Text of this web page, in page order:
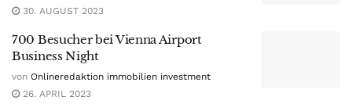
30. AUGUST 2023
700 Besucher bei Vienna Airport
Business Night
von Onlineredaktion immobilien investment
26. APRIL 2023